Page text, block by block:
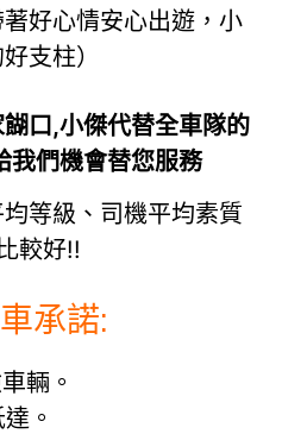
好心情安心出遊，小
支柱）
口,小傑代替全車隊的
我們機會替您服務
等級、司機平均素質
較好!!
承諾:
輛。
。